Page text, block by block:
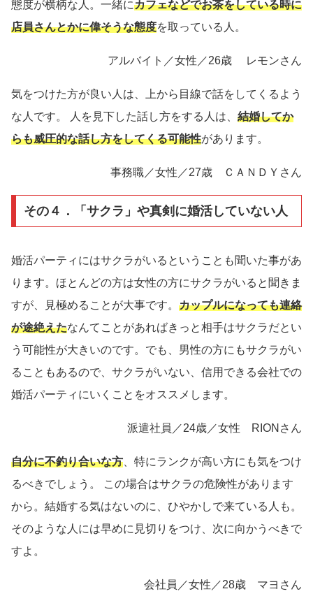
態度が横柄な人。一緒にカフェなどでお茶をしている時に
店員さんとかに偉そうな態度を取っている人。
アルバイト／女性／26歳 レモンさん
気をつけた方が良い人は、上から目線で話をしてくるよう
な人です。 人を見下した話し方をする人は、 結婚してか
らも威圧的な話し方をしてくる可能性があります。
事務職／女性／27歳 ＣＡＮＤＹさん
その４．「サクラ」や真剣に婚活していない人
婚活パーティにはサクラがいるということも聞いた事があ
ります。ほとんどの方は女性の方にサクラがいると聞きま
すが、見極めることが大事です。 カップルになっても連絡
が途絶えたなんてことがあればきっと相手はサクラだとい
う可能性が大きいのです。でも、男性の方にもサクラがい
ることもあるので、サクラがいない、信用できる会社での
婚活パーティにいくことをオススメします。
派遣社員／24歳／女性 RIONさん
自分に不釣り合いな方 、特にランクが高い方にも気をつけ
るべきでしょう。 この場合はサクラの危険性があります
から。結婚する気はないのに、ひやかしで来ている人も。
そのような人には早めに見切りをつけ、次に向かうべきで
すよ。
会社員／女性／28歳 マヨさん